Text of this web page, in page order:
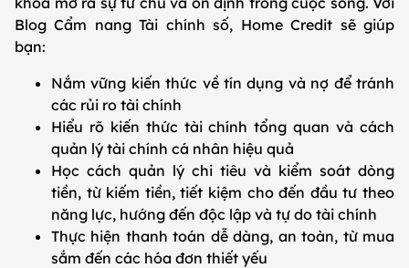
Blog Cẩm nang Tài chính số, Home Credit sẽ giúp
bạn:
Nắm vững kiến thức về tín dụng và nợ để tránh
các rủi ro tài chính
Hiểu rõ kiến thức tài chính tổng quan và cách
quản lý tài chính cá nhân hiệu quả
Học cách quản lý chi tiêu và kiểm soát dòng
tiền, từ kiếm tiền, tiết kiệm cho đến đầu tư theo
năng lực, hướng đến độc lập và tự do tài chính
Thực hiện thanh toán dễ dàng, an toàn, từ mua
sắm đến các hóa đơn thiết yếu